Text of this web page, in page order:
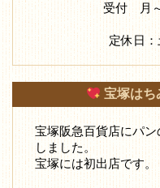
受付 月
定休日
宝塚はち
宝塚阪急百貨店にパ
しました。
宝塚には初出店です。